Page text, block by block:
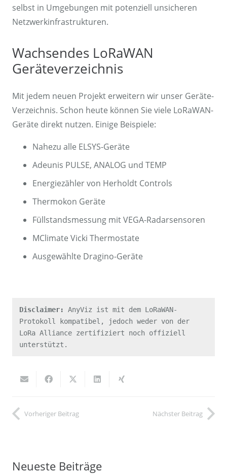
selbst in Umgebungen mit potenziell unsicheren
Netzwerkinfrastrukturen.
Wachsendes LoRaWAN
Geräteverzeichnis
Mit jedem neuen Projekt erweitern wir unser Geräte-
Verzeichnis. Schon heute können Sie viele LoRaWAN-
Geräte direkt nutzen. Einige Beispiele:
Nahezu alle ELSYS-Geräte
Adeunis PULSE, ANALOG und TEMP
Energiezähler von Herholdt Controls
Thermokon Geräte
Füllstandsmessung mit VEGA-Radarsensoren
MClimate Vicki Thermostate
Ausgewählte Dragino-Geräte
Disclaimer:
AnyViz ist mit dem LoRaWAN-
Protokoll kompatibel, jedoch weder von der
LoRa Alliance zertifiziert noch offiziell
unterstützt.
Vorheriger Beitrag Nächster Beitrag
Neueste Beiträge